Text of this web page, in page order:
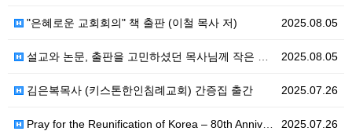
2025.08.05
"은혜로운 교회회의" 책 출판 (이철 목사 저)
2025.08.05
설교와 논문, 출판을 고민하셨던 목사님께 작은 도움을 드리고 싶습니다!
2025.07.26
김은복목사 (키스톤한인침례교회) 간증집 출간
2025.07.26
Pray for the Reunification of Korea – 80th Anniversary of 8.…